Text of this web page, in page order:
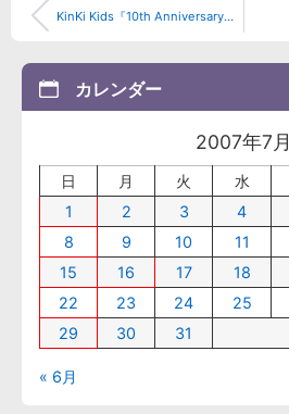
KinKi Kids『10th Anniversary』inTOKYO DOMEレポ -まだ未完-
カレンダー
2007年7月
日 月 火 水
1
2 3 4
8
9 10 11
15
16 17 18
22
23 24 25
29
30 31
« 6月